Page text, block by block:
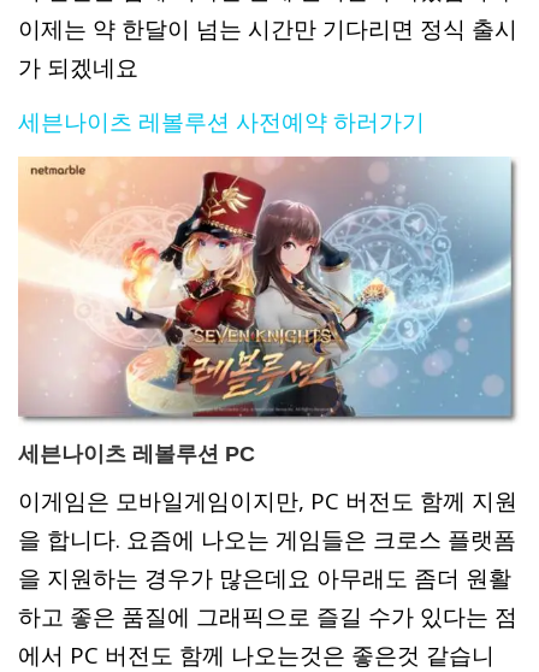
이제는 약 한달이 넘는 시간만 기다리면 정식 출시
가 되겠네요
세븐나이츠 레볼루션 사전예약 하러가기
세븐나이츠 레볼루션 PC
이게임은 모바일게임이지만, PC 버전도 함께 지원
을 합니다. 요즘에 나오는 게임들은 크로스 플랫폼
을 지원하는 경우가 많은데요 아무래도 좀더 원활
하고 좋은 품질에 그래픽으로 즐길 수가 있다는 점
에서 PC 버전도 함께 나오는것은 좋은것 같습니